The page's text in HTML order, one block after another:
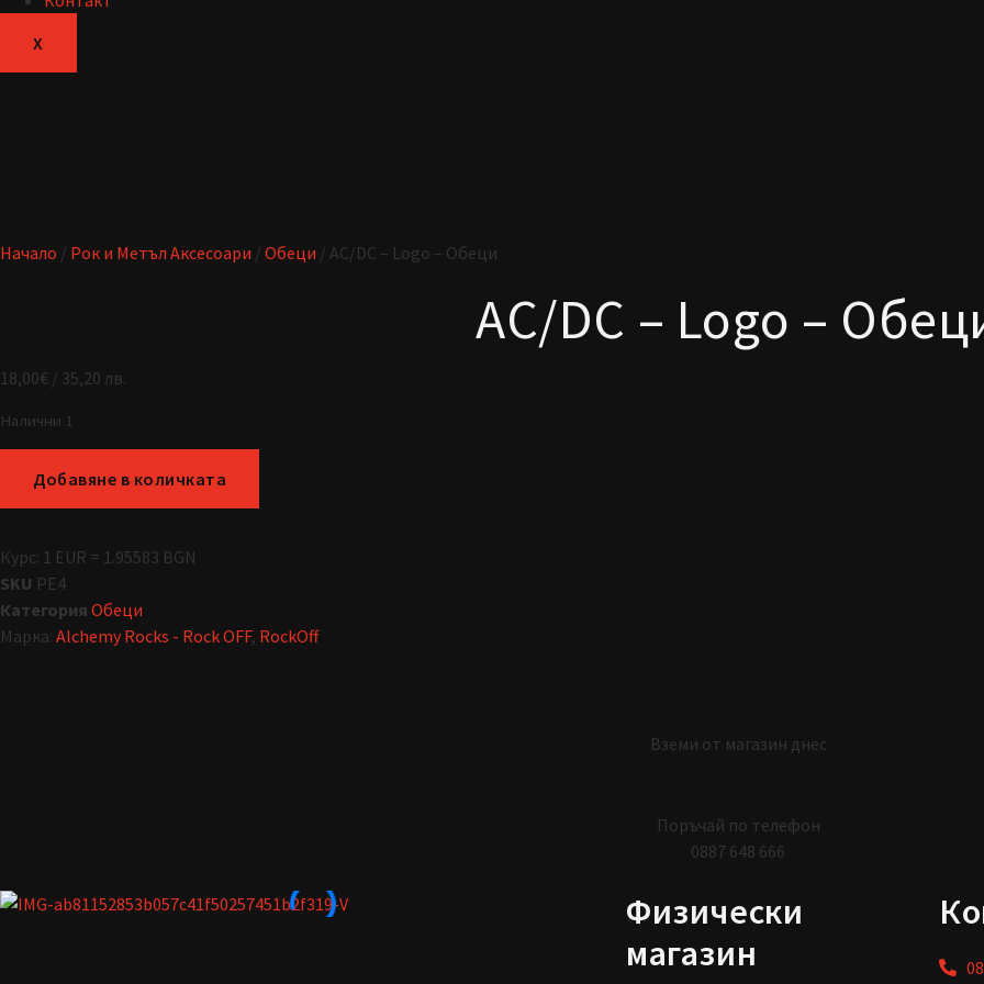
X
Начало / Рок и Метъл Аксесоари / Обеци / AC/DC – Logo – Обеци
AC/DC – Logo –
18,00€ / 35,20 лв.
Налични 1
Добавяне в количката
Курс: 1 EUR = 1.95583 BGN
SKU PE4
Категория Обеци
Марка: Alchemy Rocks - Rock OFF, RockOff
Вземи от магазин днес
Поръчай по телефон
0887 648 666
Физически
магазин